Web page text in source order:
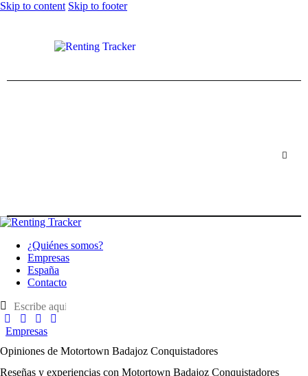
Skip to content Skip to footer
¿Quiénes somos?
Empresas
España
Contacto
Empresas
Opiniones de Motortown Badajoz Conquistadores
Reseñas y experiencias con Motortown Badajoz Conquistadores